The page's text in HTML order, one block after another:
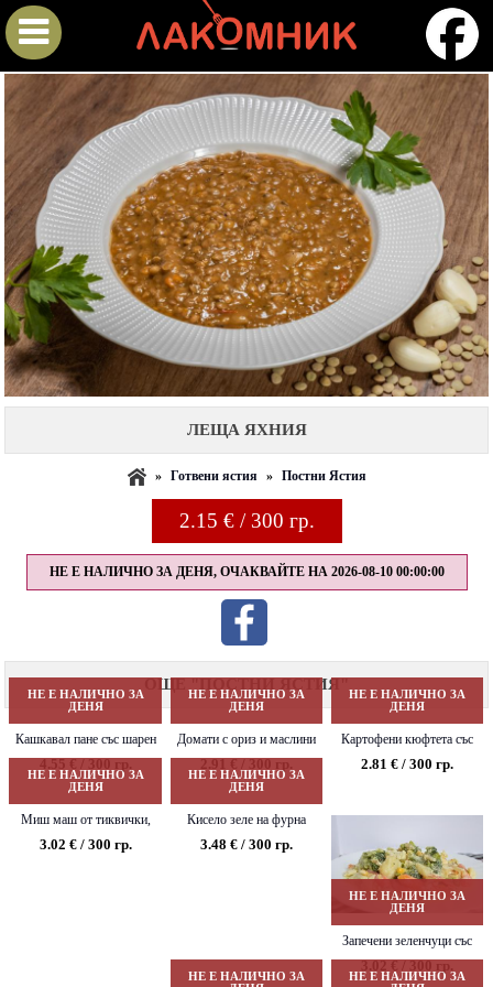
ЛЕЩА ЯХНИЯ
» Готвени ястия » Постни Ястия
2.15 € / 300 гр.
НЕ Е НАЛИЧНО ЗА ДЕНЯ, ОЧАКВАЙТЕ НА 2026-08-10 00:00:00
ОЩЕ "ПОСТНИ ЯСТИЯ"
НЕ Е НАЛИЧНО ЗА
ДЕНЯ
Кашкавал пане със шарен
ориз и лютеница
4.55 € / 300 гр.
НЕ Е НАЛИЧНО ЗА
ДЕНЯ
Домати с ориз и маслини
2.91 € / 300 гр.
НЕ Е НАЛИЧНО ЗА
ДЕНЯ
Картофени кюфтета със
спанак и млечен сос
2.81 € / 300 гр.
НЕ Е НАЛИЧНО ЗА
ДЕНЯ
Миш маш от тиквички,
нахут и гъби
3.02 € / 300 гр.
НЕ Е НАЛИЧНО ЗА
ДЕНЯ
Кисело зеле на фурна
3.48 € / 300 гр.
НЕ Е НАЛИЧНО ЗА
ДЕНЯ
Запечени зеленчуци със
сметана
3.02 € / 300 гр.
НЕ Е НАЛИЧНО ЗА
НЕ Е НАЛИЧНО ЗА